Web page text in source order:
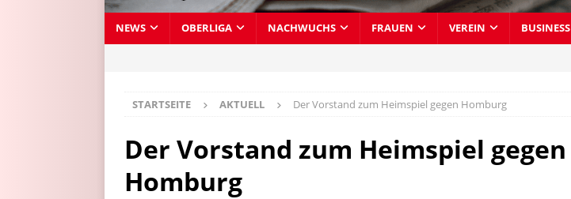
NEWS OBERLIGA NACHWUCHS FRAUEN VEREIN BUSINESS
STARTSEITE AKTUELL Der Vorstand zum Heimspiel gegen Homburg
Der Vorstand zum Heimspiel gegen
Homburg